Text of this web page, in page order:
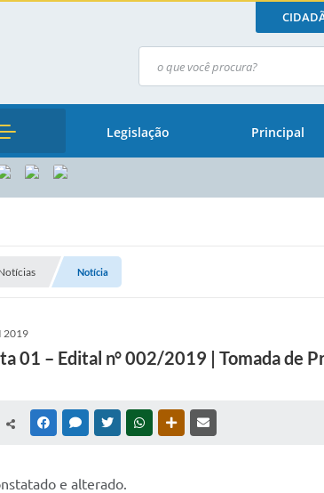
Legislação Principal
Notícia
2019
01 – Edital n° 002/2019 | Tomada de
FACEBOOKMESSENGER
TWITTERWHATSAPPOUTRAS MÍDIAS
e alterado.